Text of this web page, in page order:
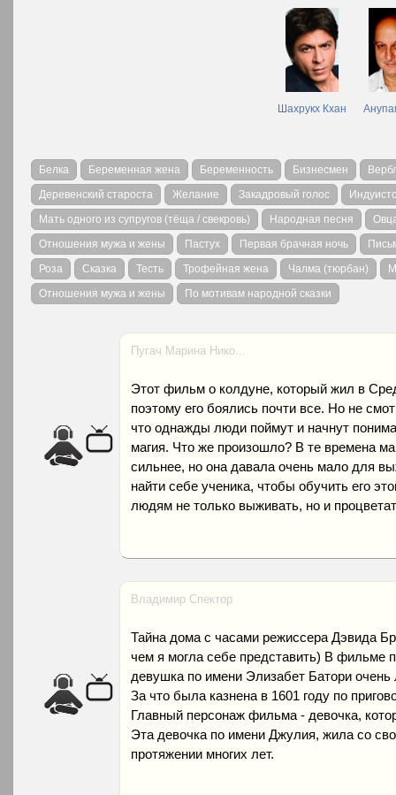
Шахрукх Кхан
Белка Беременная жена Беременность Бизнесмен
Деревенский староста
Желание Закадровый голос
Мать одного из супругов (тёща / свекровь)
Народная песня
Отношения мужа и жены
Пастух Первая брачная ночь
Роза
Сказка Тесть Трофейная жена Чалма (тюрбан)
Отношения мужа и жены
По мотивам народной сказки
Пугач Марина Нико...
Этот фильм о колдуне, который жил в
поэтому его боялись почти все. Но не
что однажды люди поймут и начнут
магия. Что же произошло? В те времена
сильнее, но она давала очень мало для
найти себе ученика, чтобы обучить его
людям не только выживать, но и
Владимир Спектор
Тайна дома с часами режиссера Дэвида
чем я могла себе представить) В фильме
девушка по имени Элизабет Батори
За что была казнена в 1601 году по
Главный персонаж фильма - девочка,
Эта девочка по имени Джулия, жила со
протяжении многих лет.